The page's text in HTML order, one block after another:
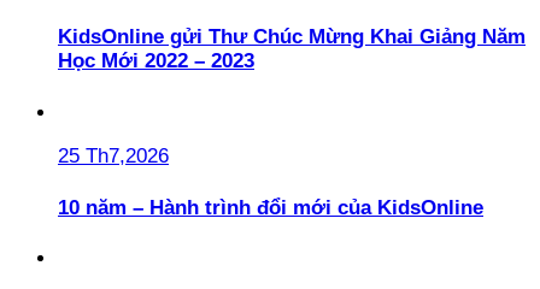
KidsOnline gửi Thư Chúc Mừng Khai Giảng Năm
Học Mới 2022 – 2023
25 Th7,2026
10 năm – Hành trình đổi mới của KidsOnline